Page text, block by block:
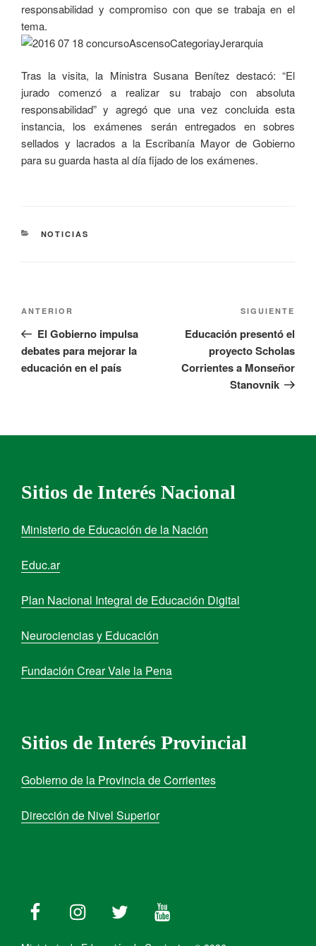
responsabilidad y compromiso con que se trabaja en el
tema.
Tras la visita, la Ministra Susana Benítez destacó: “El
jurado comenzó a realizar su trabajo con absoluta
responsabilidad” y agregó que una vez concluida esta
instancia, los exámenes serán entregados en sobres
sellados y lacrados a la Escribanía Mayor de Gobierno
para su guarda hasta al día fijado de los exámenes.
NOTICIAS
ANTERIOR
El Gobierno impulsa
debates para mejorar la
educación en el país
SIGUIENTE
Educación presentó el
proyecto Scholas
Corrientes a Monseñor
Stanovnik
Sitios de Interés Nacional
Ministerio de Educación de la Nación
Educ.ar
Plan Nacional Integral de Educación Digital
Neurociencias y Educación
Fundación Crear Vale la Pena
Sitios de Interés Provincial
Gobierno de la Provincia de Corrientes
Dirección de Nivel Superior